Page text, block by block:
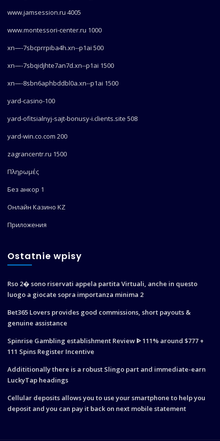
www.jamsession.ru 4005
www.montessori-center.ru 1000
xn—-7sbcprrpiba4h.xn--p1ai 500
xn—-7sbqidjhte7an7d.xn--p1ai 1500
xn—-8sbn6aphbddbl0a.xn--p1ai 1500
yard-casino-100
yard-ofitsialnyj-sajt-bonusy-i.clients.site 508
yard-win.co.com 200
zagrancentr.ru 1500
Πληρωμές
Без анкор 1
Онлайн Казино KZ
Приложения
Ostatnie wpisy
Rso 2� sono riservati appela partita Virtuali, anche in questo
luogo a giocate sopra importanza minima 2
Bet365 Lovers provides good commissions, short payouts &
genuine assistance
Spinrise Gambling establishment Review ᐈ 111% around $777 +
111 Spins Register Incentive
Addititionally there is a robust Slingo part and immediate-earn
LuckyTap headings
Cellular deposits allows you to use your smartphone to help you
deposit and you can pay it back on next mobile statement